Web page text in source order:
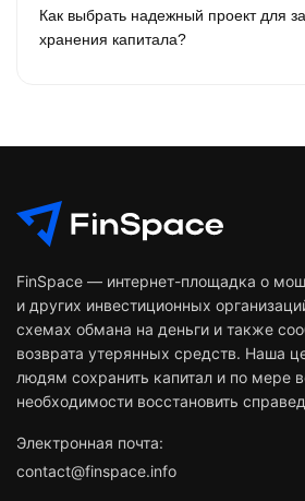
Как выбрать надежный проект для
хранения капитала?
FinSpace — интернет-площадка о
и других инвестиционных
схемах обмана на деньги и также
возврата утерянных средств. Наша
людям сохранить капитал и по мере
необходимости восстановить
Электронная почта:
contact@finspace.info